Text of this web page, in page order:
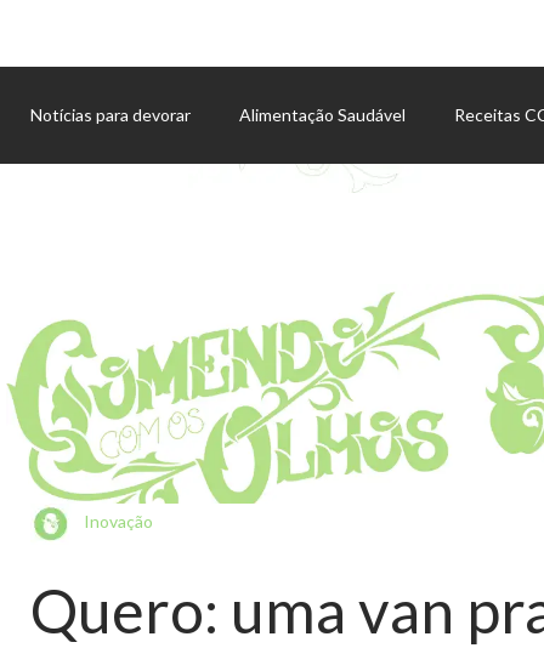
Notícias para devorar Alimentação Saudável Receitas
Inovação
Quero: uma van